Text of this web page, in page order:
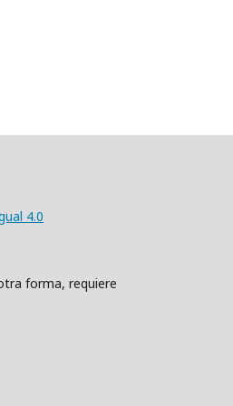
4.0
forma, requiere